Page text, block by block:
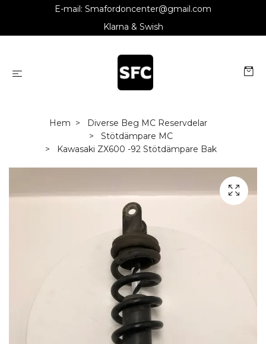
E-mail: Smafordoncenter@gmail.com
Klarna & Swish
Hem
Diverse Beg MC Reservdelar
Stötdämpare MC
Kawasaki ZX600 -92 Stötdämpare Bak